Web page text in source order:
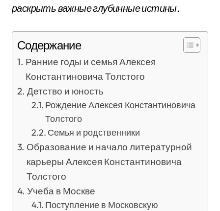
раскрыть важные глубинные истины.
Содержание
Ранние годы и семья Алексея
Константиновича Толстого
Детство и юность
Рождение Алексея Константиновича
Толстого
Семья и родственники
Образование и начало литературной
карьеры Алексея Константиновича
Толстого
Учеба в Москве
Поступление в Московскую